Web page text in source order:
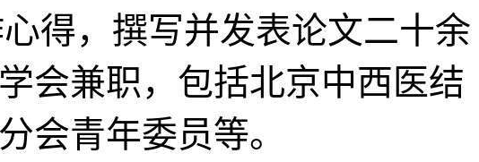
得，撰写并发表论文二十余
会兼职，包括北京中西医结
会青年委员等。